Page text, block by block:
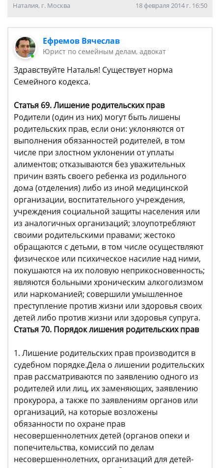
Наталия, г. Москва 18 февраля 2014 г. 16:50
Ефремов Вячеслав
Юрист по семейным делам, адвокат
Здравствуйте Наталья! Существует норма
Семейного кодекса.
Статья 69. Лишение родительских прав
Родители (один из них) могут быть лишены
родительских прав, если они: уклоняются от
выполнения обязанностей родителей, в том
числе при злостном уклонении от уплаты
алиментов; отказываются без уважительных
причин взять своего ребенка из родильного
дома (отделения) либо из иной медицинской
организации, воспитательного учреждения,
учреждения социальной защиты населения или
из аналогичных организаций; злоупотребляют
своими родительскими правами; жестоко
обращаются с детьми, в том числе осуществляют
физическое или психическое насилие над ними,
покушаются на их половую неприкосновенность;
являются больными хроническим алкоголизмом
или наркоманией; совершили умышленное
преступление против жизни или здоровья своих
детей либо против жизни или здоровья супруга.
Статья 70. Порядок лишения родительских прав
1. Лишение родительских прав производится в
судебном порядке.Дела о лишении родительских
прав рассматриваются по заявлению одного из
родителей или лиц, их заменяющих, заявлению
прокурора, а также по заявлениям органов или
организаций, на которые возложены
обязанности по охране прав
несовершеннолетних детей (органов опеки и
попечительства, комиссий по делам
несовершеннолетних, организаций для детей-